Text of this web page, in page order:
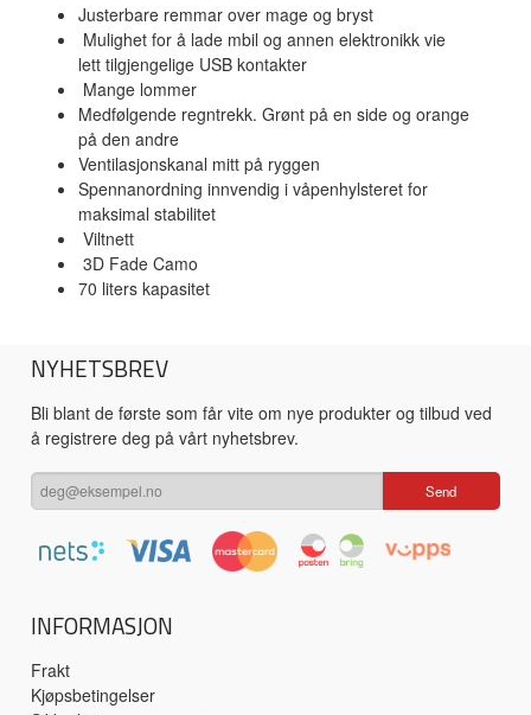
Justerbare remmar over mage og bryst
Mulighet for å lade mbil og annen elektronikk vie
lett tilgjengelige USB kontakter
Mange lommer
Medfølgende regntrekk. Grønt på en side og orange
på den andre
Ventilasjonskanal mitt på ryggen
Spennanordning innvendig i våpenhylsteret for
maksimal stabilitet
Viltnett
3D Fade Camo
70 liters kapasitet
NYHETSBREV
Bli blant de første som får vite om nye produkter og tilbud ved
å registrere deg på vårt nyhetsbrev.
INFORMASJON
Frakt
Kjøpsbetingelser